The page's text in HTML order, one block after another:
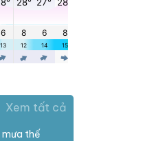
Xem tất cả
mưa thế